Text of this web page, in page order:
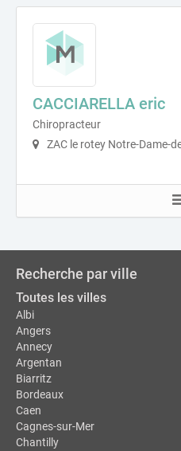
CACCIARELLA eric
Chiropracteur
ZAC le rotey Notre-Dame-
Recherche par ville
Toutes les villes
Albi
Angers
Annecy
Argentan
Biarritz
Bordeaux
Caen
Cagnes-sur-Mer
Chantilly